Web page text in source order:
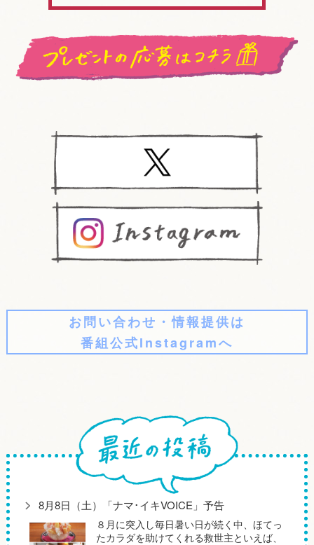
お問い合わせ・情報提供は
番組公式Instagramへ
8月8日（土）「ナマ･イキVOICE」予告
８月に突入し毎日暑い日が続く中、ほてっ
たカラダを助けてくれる救世主といえば、